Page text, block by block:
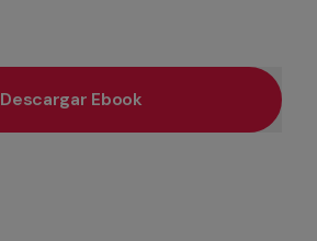
Descargar Ebook